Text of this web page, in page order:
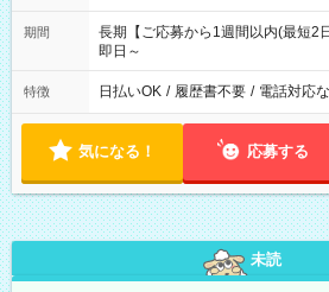
期間
長期【ご応募から1週間以内(最短2
即日～
特徴 日払いOK / 履歴書不要 / 電話対応
気になる！ 応募する
未読